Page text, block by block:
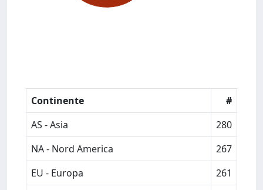
Continente
#
AS - Asia
280
NA - Nord America
267
EU - Europa
261